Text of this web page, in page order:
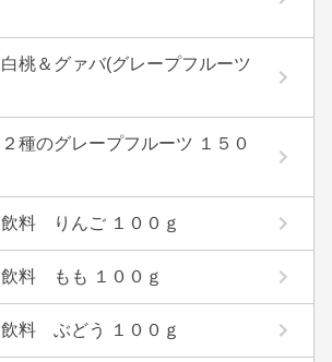
桃＆グァバ(グレープフルーツ
種のグレープフルーツ １５０
料 りんご １００ｇ
飲料 もも １００ｇ
料 ぶどう １００ｇ